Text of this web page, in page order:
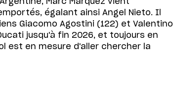
égalant ainsi Angel Nieto. Il
Giacomo Agostini (122) et Valentino
jusqu'à fin 2026, et toujours en
est en mesure d'aller chercher la